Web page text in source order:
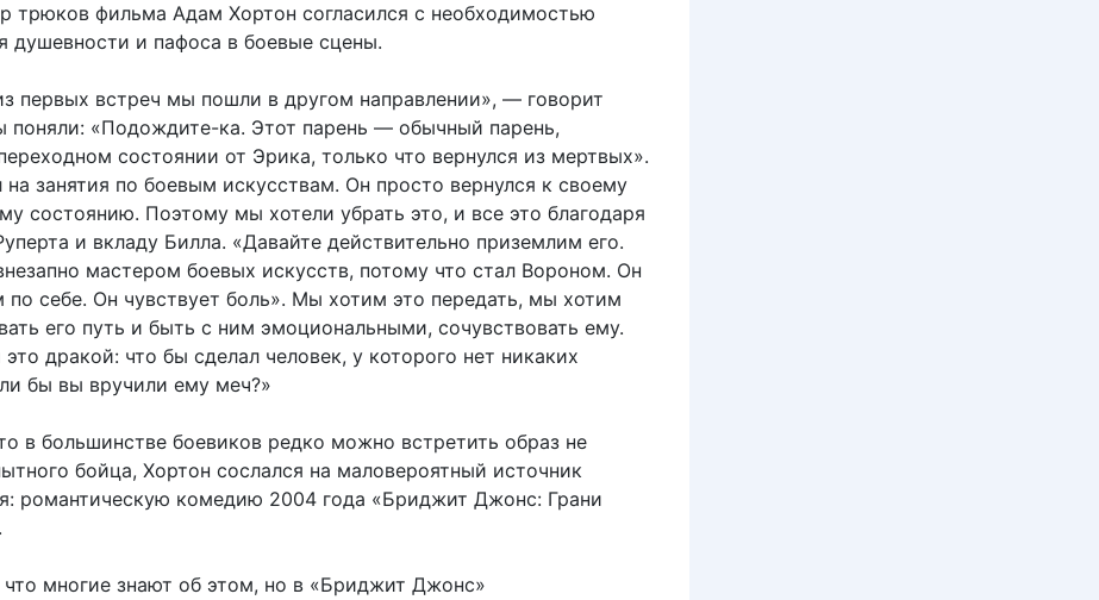
трюков фильма Адам Хортон согласился с необходимостью
душевности и пафоса в боевые сцены.
первых встреч мы пошли в другом направлении», — говорит
поняли: «Подождите-ка. Этот парень — обычный парень,
состоянии от Эрика, только что вернулся из мертвых».
на занятия по боевым искусствам. Он просто вернулся к своему
состоянию. Поэтому мы хотели убрать это, и все это благодаря
и вкладу Билла. «Давайте действительно приземлим его.
мастером боевых искусств, потому что стал Вороном. Он
по себе. Он чувствует боль». Мы хотим это передать, мы хотим
его путь и быть с ним эмоциональными, сочувствовать ему.
дракой: что бы сделал человек, у которого нет никаких
бы вы вручили ему меч?»
в большинстве боевиков редко можно встретить образ не
бойца, Хортон сослался на маловероятный источник
романтическую комедию 2004 года «Бриджит Джонс: Грани
что многие знают об этом, но в «Бриджит Джонс»